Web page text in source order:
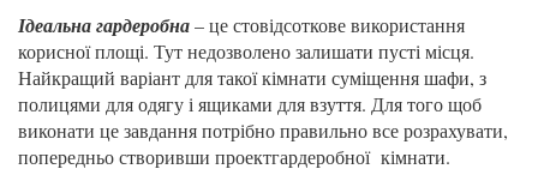
Ідеальна гардеробна– це стовідсоткове використання
корисної площі. Тут недозволено залишати пусті місця.
Найкращий варіант для такої кімнати суміщення шафи, з
полицями для одягу і ящиками для взуття. Для того щоб
виконати це завдання потрібно правильно все розрахувати,
попередньо створивши проектгардеробної кімнати.